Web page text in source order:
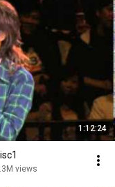
1:12:24
views